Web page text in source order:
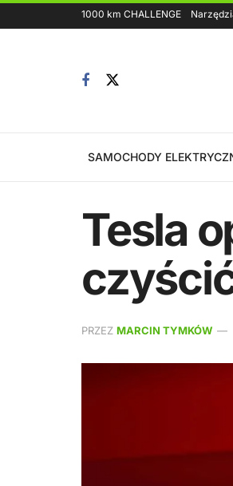
1000 km CHALLENGE
SAMOCHODY
Tesla
PRZEZ MARCIN TYMKÓW